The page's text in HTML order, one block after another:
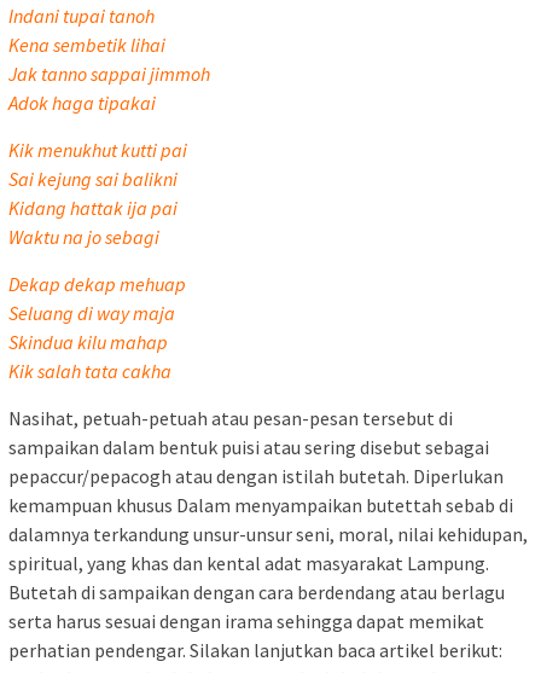
Indani tupai tanoh
Kena sembetik lihai
Jak tanno sappai jimmoh
Adok haga tipakai
Kik menukhut kutti pai
Sai kejung sai balikni
Kidang hattak ija pai
Waktu na jo sebagi
Dekap dekap mehuap
Seluang di way maja
Skindua kilu mahap
Kik salah tata cakha
Nasihat, petuah-petuah atau pesan-pesan tersebut di
sampaikan dalam bentuk puisi atau sering disebut sebagai
pepaccur/pepacogh atau dengan istilah butetah. Diperlukan
kemampuan khusus Dalam menyampaikan butettah sebab di
dalamnya terkandung unsur-unsur seni, moral, nilai kehidupan,
spiritual, yang khas dan kental adat masyarakat Lampung.
Butetah di sampaikan dengan cara berdendang atau berlagu
serta harus sesuai dengan irama sehingga dapat memikat
perhatian pendengar. Silakan lanjutkan baca artikel berikut: